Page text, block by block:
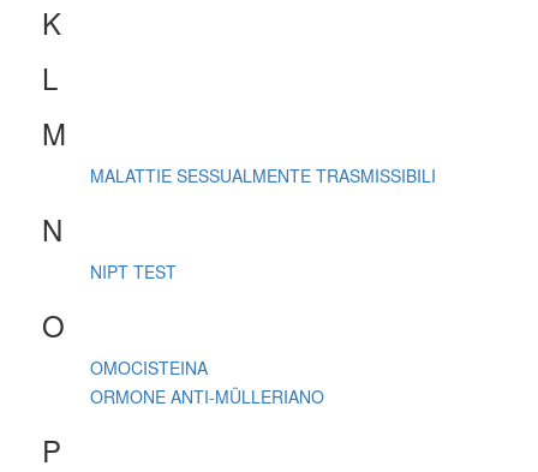
K
L
M
MALATTIE SESSUALMENTE TRASMISSIBILI
N
NIPT TEST
O
OMOCISTEINA
ORMONE ANTI-MÜLLERIANO
P